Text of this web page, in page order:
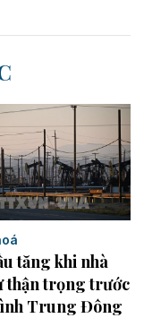
tăng khi nhà
thận trọng trước
Trung Đông